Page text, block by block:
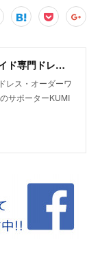
名古屋 豊橋のオーダーメイド専門ドレスデザイナー KUMI OHARA
ス・オーダーワ
サポーターKUMI